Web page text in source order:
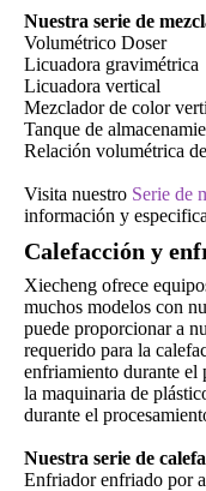
Nuestra serie de
Volumétrico Doser
Licuadora gravimétrica
Licuadora vertical
Mezclador de color
Tanque de
Relación volumétrica
Visita nuestro Serie de
información y
Calefacción y
Xiecheng ofrece
muchos modelos con
puede proporcionar a
requerido para la
enfriamiento durante el
la maquinaria de
durante el
Nuestra serie de
Enfriador enfriado por